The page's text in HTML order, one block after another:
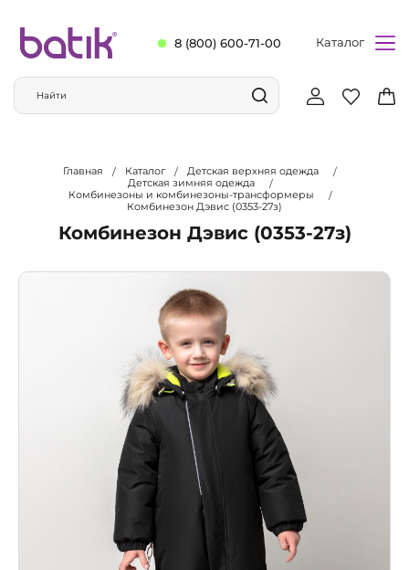
8 (800) 600-71-00 Каталог
Главная Каталог
Детская верхняя одежда
Детская зимняя одежда
Комбинезоны и комбинезоны-трансформеры
Комбинезон Дэвис (0353-27з)
Комбинезон Дэвис (0353-27з)